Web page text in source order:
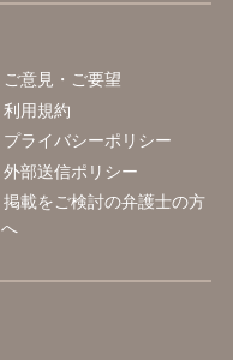
ご意見・ご要望
利用規約
プライバシーポリシー
外部送信ポリシー
掲載をご検討の弁護士の方
へ